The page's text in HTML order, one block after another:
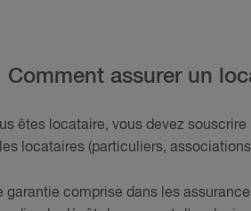
Comment assurer un
êtes locataire, vous devez
locataires (particuliers,
garantie comprise dans les